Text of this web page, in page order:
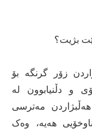
بژیت؟
زۆر گرنگە بۆ
و دڵنیابوون لە
هەڵبژاردن مەترسی
هەیە، وەک